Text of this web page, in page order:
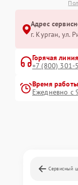
Адрес
г. Курган, ул.
Горячая линия
+7 (800) 301-
Время работы
Ежедневно с
Сервисный